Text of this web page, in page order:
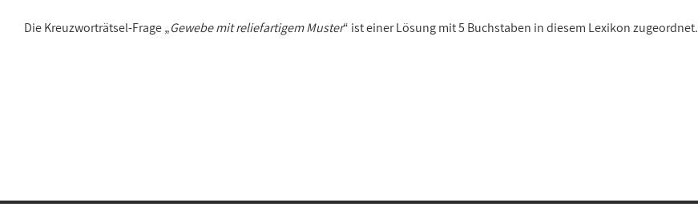
Die Kreuzworträtsel-Frage „Gewebe mit reliefartigem Muster“ ist einer Lösung mit 5 Buchstaben in diesem Lexikon zugeordnet.